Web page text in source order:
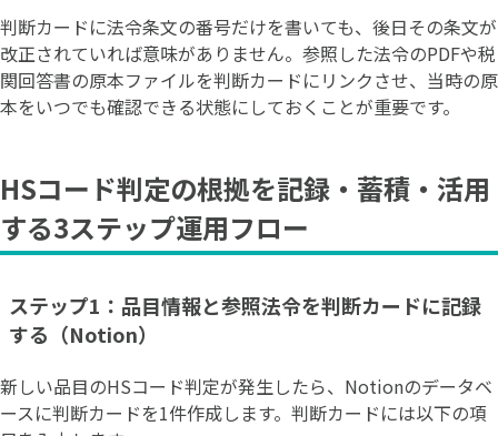
判断カードに法令条文の番号だけを書いても、後日その条文が
改正されていれば意味がありません。参照した法令のPDFや税
関回答書の原本ファイルを判断カードにリンクさせ、当時の原
本をいつでも確認できる状態にしておくことが重要です。
HSコード判定の根拠を記録・蓄積・活用
する3ステップ運用フロー
ステップ1：品目情報と参照法令を判断カードに記録
する（Notion）
新しい品目のHSコード判定が発生したら、Notionのデータベ
ースに判断カードを1件作成します。判断カードには以下の項